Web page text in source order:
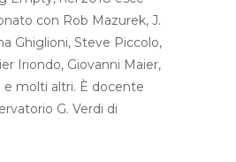
con Rob Mazurek, J.
Ghiglioni, Steve Piccolo,
Iriondo, Giovanni Maier,
e molti altri. È docente
G. Verdi di